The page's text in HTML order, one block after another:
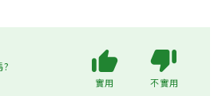
實用 不實用